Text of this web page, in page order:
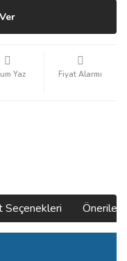
Yaz Fiyat Alarmı
Seçenekleri